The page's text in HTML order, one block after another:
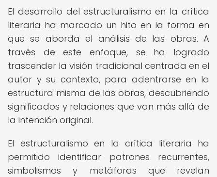
El desarrollo del estructuralismo en la crítica
literaria ha marcado un hito en la forma en
que se aborda el análisis de las obras. A
través de este enfoque, se ha logrado
trascender la visión tradicional centrada en el
autor y su contexto, para adentrarse en la
estructura misma de las obras, descubriendo
significados y relaciones que van más allá de
la intención original.
El estructuralismo en la crítica literaria ha
permitido identificar patrones recurrentes,
simbolismos y metáforas que revelan